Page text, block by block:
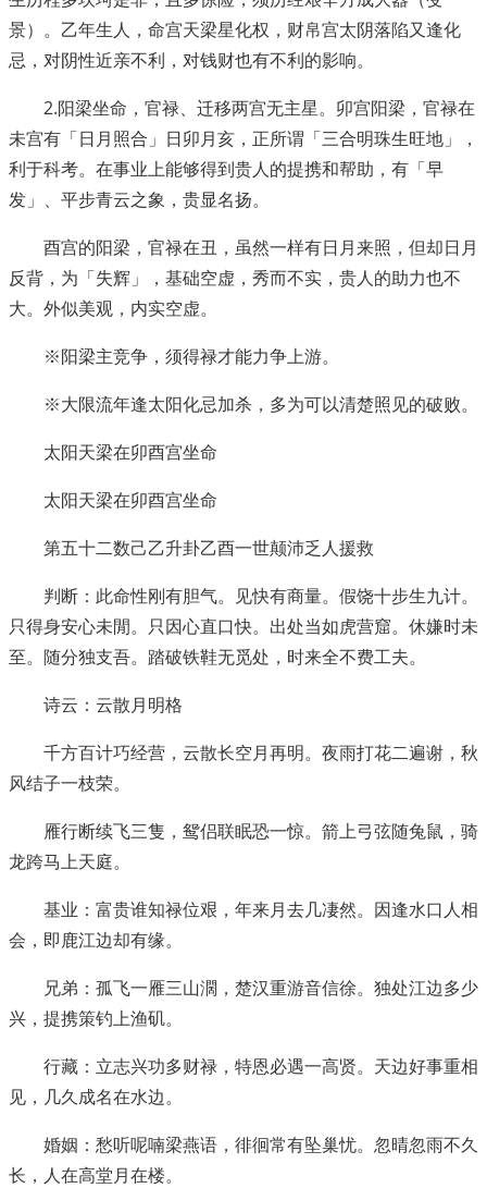
景）。乙年生人，命宫天梁星化权，财帛宫太阴落陷又逢化
忌，对阴性近亲不利，对钱财也有不利的影响。
2.阳梁坐命，官禄、迁移两宫无主星。卯宫阳梁，官禄在
未宫有「日月照合」日卯月亥，正所谓「三合明珠生旺地」，
利于科考。在事业上能够得到贵人的提携和帮助，有「早
发」、平步青云之象，贵显名扬。
酉宫的阳梁，官禄在丑，虽然一样有日月来照，但却日月
反背，为「失辉」，基础空虚，秀而不实，贵人的助力也不
大。外似美观，内实空虚。
※阳梁主竞争，须得禄才能力争上游。
※大限流年逢太阳化忌加杀，多为可以清楚照见的破败。
太阳天梁在卯酉宫坐命
太阳天梁在卯酉宫坐命
第五十二数己乙升卦乙酉一世颠沛乏人援救
判断： 此命性刚有胆气。见快有商量。假饶十步生九计。
只得身安心未閒。只因心直口快。出处当如虎营窟。休嫌时未
至。随分独支吾。踏破铁鞋无觅处，时来全不费工夫。
诗云：云散月明格
千方百计巧经营，云散长空月再明。夜雨打花二遍谢，秋
风结子一枝荣。
雁行断续飞三隻，鸳侣联眠恐一惊。箭上弓弦随兔鼠，骑
龙跨马上天庭。
基业：富贵谁知禄位艰，年来月去几凄然。因逢水口人相
会，即鹿江边却有缘。
兄弟：孤飞一雁三山濶，楚汉重游音信徐。独处江边多少
兴，提携策钓上渔矶。
行藏：立志兴功多财禄，特恩必遇一高贤。天边好事重相
见，几久成名在水边。
婚姻：愁听呢喃梁燕语，徘徊常有坠巢忧。忽晴忽雨不久
长，人在高堂月在楼。